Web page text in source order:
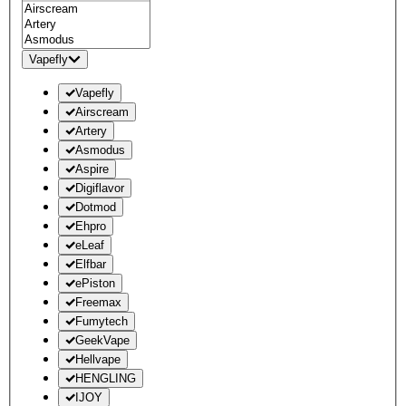
Vapefly
Vapefly
Airscream
Artery
Asmodus
Aspire
Digiflavor
Dotmod
Ehpro
eLeaf
Elfbar
ePiston
Freemax
Fumytech
GeekVape
Hellvape
HENGLING
IJOY